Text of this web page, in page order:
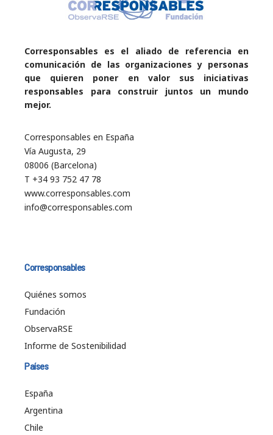
Corresponsables es el aliado de referencia en
comunicación de las organizaciones y personas
que quieren poner en valor sus iniciativas
responsables para construir juntos un mundo
mejor.
Corresponsables en España
Vía Augusta, 29
08006 (Barcelona)
T +34 93 752 47 78
www.corresponsables.com
info@corresponsables.com
Corresponsables
Quiénes somos
Fundación
ObservaRSE
Informe de Sostenibilidad
Países
España
Argentina
Chile